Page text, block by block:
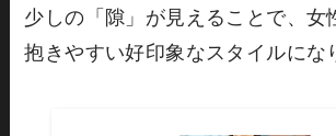
少しの「隙」が見えることで、女
抱きやすい好印象なスタイルにな